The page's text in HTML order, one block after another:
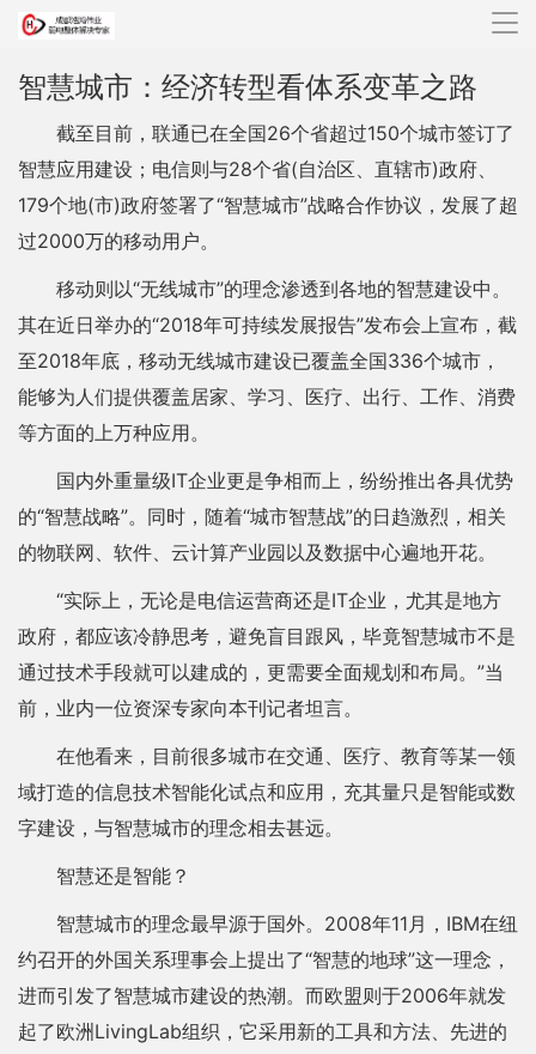
导
智慧城市：经济转型看体系变革之路
截至目前，联通已在全国26个省超过150个城市签订了
智慧应用建设；电信则与28个省(自治区、直辖市)政府、
179个地(市)政府签署了“智慧城市”战略合作协议，发展了超
过2000万的移动用户。
移动则以“无线城市”的理念渗透到各地的智慧建设中。
其在近日举办的“2018年可持续发展报告”发布会上宣布，截
至2018年底，移动无线城市建设已覆盖全国336个城市，
能够为人们提供覆盖居家、学习、医疗、出行、工作、消费
等方面的上万种应用。
国内外重量级IT企业更是争相而上，纷纷推出各具优势
的“智慧战略”。同时，随着“城市智慧战”的日趋激烈，相关
的物联网、软件、云计算产业园以及数据中心遍地开花。
“实际上，无论是电信运营商还是IT企业，尤其是地方
政府，都应该冷静思考，避免盲目跟风，毕竟智慧城市不是
通过技术手段就可以建成的，更需要全面规划和布局。”当
前，业内一位资深专家向本刊记者坦言。
在他看来，目前很多城市在交通、医疗、教育等某一领
域打造的信息技术智能化试点和应用，充其量只是智能或数
字建设，与智慧城市的理念相去甚远。
智慧还是智能？
智慧城市的理念最早源于国外。2008年11月，IBM在纽
约召开的外国关系理事会上提出了“智慧的地球”这一理念，
进而引发了智慧城市建设的热潮。而欧盟则于2006年就发
起了欧洲LivingLab组织，它采用新的工具和方法、先进的